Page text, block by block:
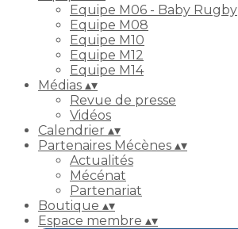
Equipe M06 - Baby Rugby
Equipe M08
Equipe M10
Equipe M12
Equipe M14
Médias ▴▾
Revue de presse
Vidéos
Calendrier ▴▾
Partenaires Mécènes ▴▾
Actualités
Mécénat
Partenariat
Boutique ▴▾
Espace membre ▴▾